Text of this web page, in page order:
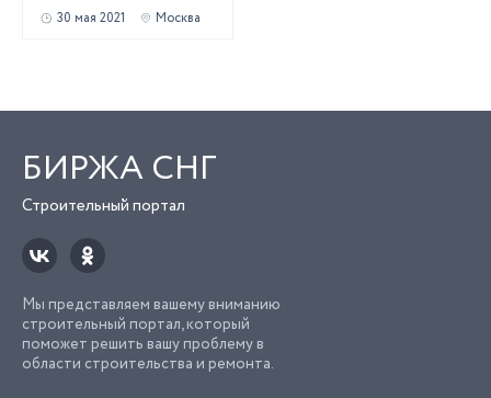
30 мая 2021 Москва
БИРЖА СНГ
Строительный портал
Мы представляем вашему вниманию
строительный портал, который
поможет решить вашу проблему в
области строительства и ремонта.